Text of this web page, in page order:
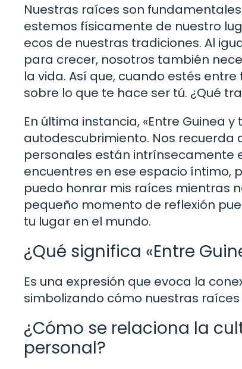
Nuestras raíces son
estemos físicamente de nuestro
ecos de nuestras tradiciones. Al
para crecer, nosotros también
la vida. Así que, cuando estés
sobre lo que te hace ser tú. ¿Qué
En última instancia, «Entre Guinea
autodescubrimiento. Nos recuerda
personales están intrínsecamente
encuentres en ese espacio íntimo,
puedo honrar mis raíces mientras
pequeño momento de reflexión
tu lugar en el mundo.
¿Qué significa «Entre
Es una expresión que evoca la
simbolizando cómo nuestras
¿Cómo se relaciona la
personal?